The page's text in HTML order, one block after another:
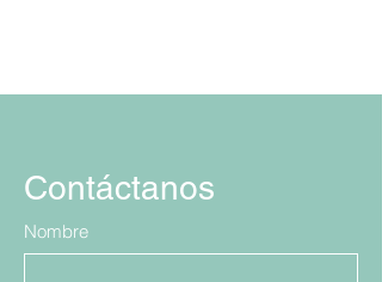
Contáctanos
Nombre